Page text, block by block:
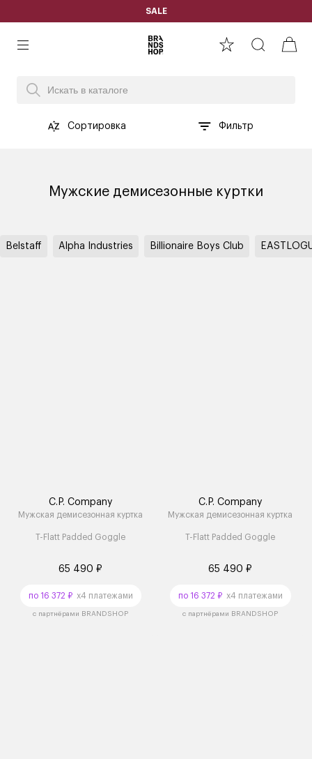
SALE
Сортировка Фильтр
Мужские демисезонные куртки
Belstaff Alpha Industries Billionaire Boys Club
C.P. Company
Мужская демисезонная куртка
T-Flatt Padded Goggle
65 490 ₽
по 16 372 ₽x4 платежами
с партнёрами BRANDSHOP
C.P. Company
Мужская демисезонная куртка
T-Flatt Padded Goggle
65 490 ₽
по 16 372 ₽x4 платежами
с партнёрами BRANDSHOP